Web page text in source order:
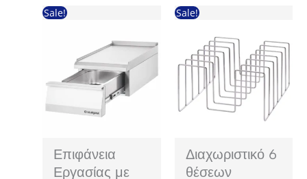
Sale!
Επιφάνεια
Εργασίας με
Sale!
Διαχωριστικό 6
θέσεων